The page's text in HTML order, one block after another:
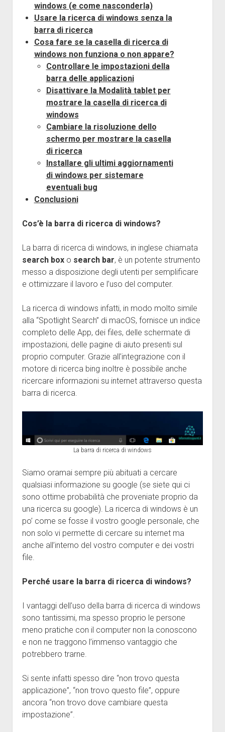
windows (e come nasconderla)
Usare la ricerca di windows senza la
barra di ricerca
Cosa fare se la casella di ricerca di
windows non funziona o non appare?
Controllare le impostazioni della
barra delle applicazioni
Disattivare la Modalità tablet per
mostrare la casella di ricerca di
windows
Cambiare la risoluzione dello
schermo per mostrare la casella
di ricerca
Installare gli ultimi aggiornamenti
di windows per sistemare
eventuali bug
Conclusioni
Cos’è la barra di ricerca di windows?
La barra di ricerca di windows, in inglese chiamata
search boxo search bar, è un potente strumento
messo a disposizione degli utenti per semplificare
e ottimizzare il lavoro e l’uso del computer.
La ricerca di windows infatti, in modo molto simile
alla “Spotlight Search” di macOS, fornisce un indice
completo delle App, dei files, delle schermate di
impostazioni, delle pagine di aiuto presenti sul
proprio computer. Grazie all’integrazione con il
motore di ricerca bing inoltre è possibile anche
ricercare informazioni su internet attraverso questa
barra di ricerca.
La barra di ricerca di windows
Siamo oramai sempre più abituati a cercare
qualsiasi informazione su google (se siete qui ci
sono ottime probabilità che proveniate proprio da
una ricerca su google). La ricerca di windows è un
po’ come se fosse il vostro google personale, che
non solo vi permette di cercare su internet ma
anche all’interno del vostro computer e dei vostri
file.
Perché usare la barra di ricerca di windows?
I vantaggi dell’uso della barra di ricerca di windows
sono tantissimi, ma spesso proprio le persone
meno pratiche con il computer non la conoscono
e non ne traggono l’immenso vantaggio che
potrebbero trarne.
Si sente infatti spesso dire “non trovo questa
applicazione”, “non trovo questo file”, oppure
ancora “non trovo dove cambiare questa
impostazione”.